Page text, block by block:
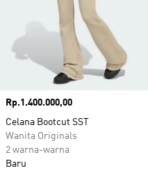
Harga
Rp.1.400.000,00
Celana Bootcut SST
Wanita Originals
2 warna-warna
Baru